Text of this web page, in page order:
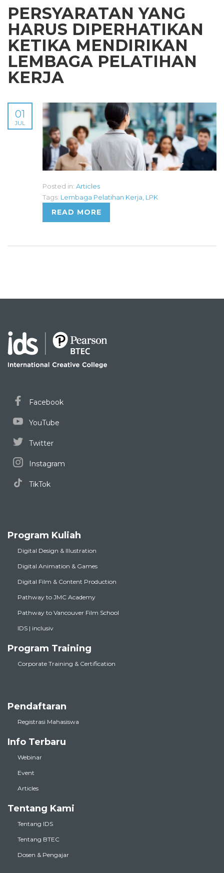
PERSYARATAN YANG
HARUS DIPERHATIKAN
KETIKA MENDIRIKAN
LEMBAGA PELATIHAN
KERJA
01
JUL
Posted in: Articles
Tags: Lembaga Pelatihan Kerja LPK
READ MORE
Facebook
YouTube
Twitter
Instagram
TikTok
Program Kuliah
Digital Design & Illustration
Digital Animation & Games
Digital Film & Content Production
Pathway to JMC Academy
Pathway to Vancouver Film School
IDS | inclusiv
Program Training
Corporate Training & Certification
Pendaftaran
Registrasi Mahasiswa
Info Terbaru
Webinar
Event
Articles
Tentang Kami
Tentang IDS
Tentang BTEC
Dosen & Pengajar